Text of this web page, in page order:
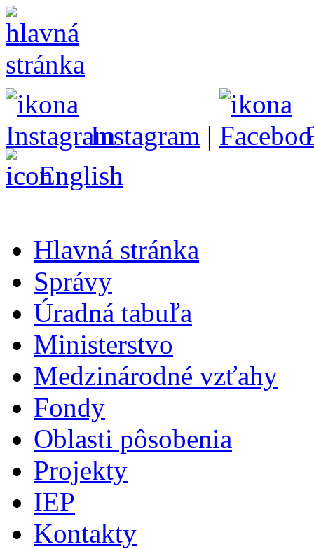
Instagram |
English
Hlavná stránka
Správy
Úradná tabuľa
Ministerstvo
Medzinárodné vzťahy
Fondy
Oblasti pôsobenia
Projekty
IEP
Kontakty